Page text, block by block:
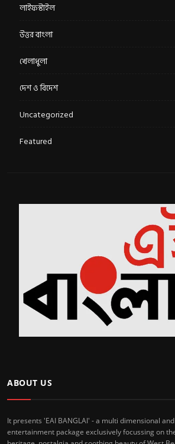
লাইফস্টাইল
উত্তর বাংলা
খেলাধুলা
দেশ ও বিদেশ
Uncategorized
Featured
ABOUT US
It presents 'EAI BANGLAI' - a multi dimensional
entertainment package exclusively focussing on